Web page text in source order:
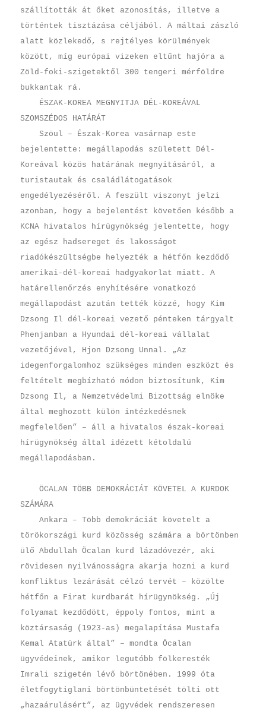
szállították át őket azonosítás, illetve a
történtek tisztázása céljából. A máltai zászló
alatt közlekedő, s rejtélyes körülmények
között, míg európai vizeken eltűnt hajóra a
Zöld-foki-szigetektől 300 tengeri mérföldre
bukkantak rá.
ÉSZAK-KOREA MEGNYITJA DÉL-KOREÁVAL
SZOMSZÉDOS HATÁRÁT
Szöul – Észak-Korea vasárnap este
bejelentette: megállapodás született Dél-
Koreával közös határának megnyitásáról, a
turistautak és családlátogatások
engedélyezéséről. A feszült viszonyt jelzi
azonban, hogy a bejelentést követően később a
KCNA hivatalos hírügynökség jelentette, hogy
az egész hadsereget és lakosságot
riadókészültségbe helyezték a hétfőn kezdődő
amerikai-dél-koreai hadgyakorlat miatt. A
határellenőrzés enyhítésére vonatkozó
megállapodást azután tették közzé, hogy Kim
Dzsong Il dél-koreai vezető pénteken tárgyalt
Phenjanban a Hyundai dél-koreai vállalat
vezetőjével, Hjon Dzsong Unnal. „Az
idegenforgalomhoz szükséges minden eszközt és
feltételt megbízható módon biztosítunk, Kim
Dzsong Il, a Nemzetvédelmi Bizottság elnöke
által meghozott külön intézkedésnek
megfelelően” – áll a hivatalos észak-koreai
hírügynökség által idézett kétoldalú
megállapodásban.
ÖCALAN TÖBB DEMOKRÁCIÁT KÖVETEL A KURDOK
SZÁMÁRA
Ankara – Több demokráciát követelt a
törökországi kurd közösség számára a börtönben
ülő Abdullah Öcalan kurd lázadóvezér, aki
rövidesen nyilvánosságra akarja hozni a kurd
konfliktus lezárását célzó tervét – közölte
hétfőn a Firat kurdbarát hírügynökség. „Új
folyamat kezdődött, éppoly fontos, mint a
köztársaság (1923-as) megalapítása Mustafa
Kemal Atatürk által” – mondta Öcalan
ügyvédeinek, amikor legutóbb fölkeresték
Imrali szigetén lévő börtönében. 1999 óta
életfogytiglani börtönbüntetését tölti ott
„hazaárulásért”, az ügyvédek rendszeresen